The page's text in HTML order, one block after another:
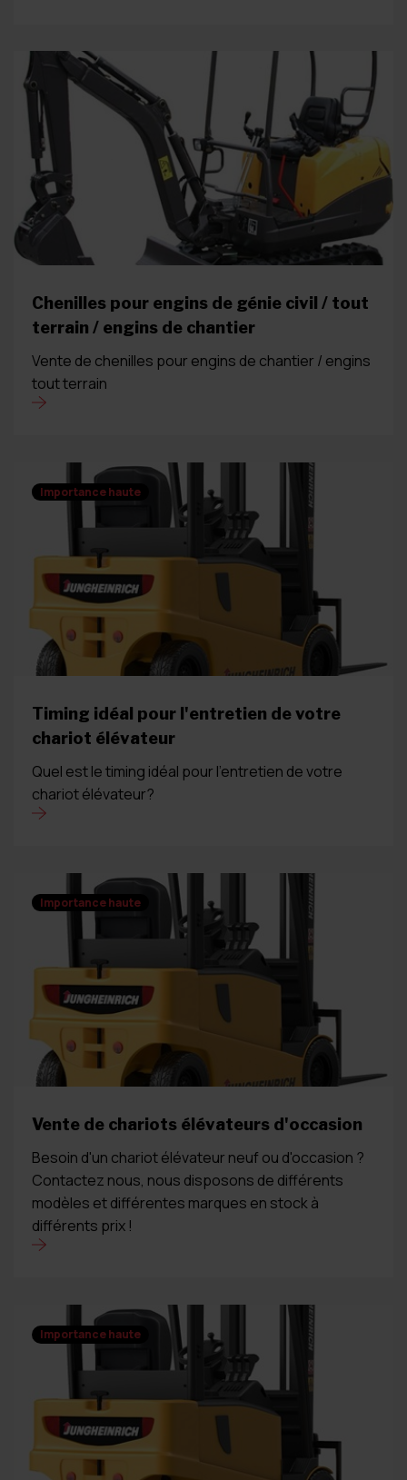
Chenilles pour engins de génie civil / tout
terrain / engins de chantier
Vente de chenilles pour engins de chantier / engins
tout terrain
Importance haute
Timing idéal pour l'entretien de votre
chariot élévateur
Quel est le timing idéal pour l'entretien de votre
chariot élévateur?
Importance haute
Vente de chariots élévateurs d'occasion
Besoin d'un chariot élévateur neuf ou d'occasion ?
Contactez nous, nous disposons de différents
modèles et différentes marques en stock à
différents prix !
Importance haute